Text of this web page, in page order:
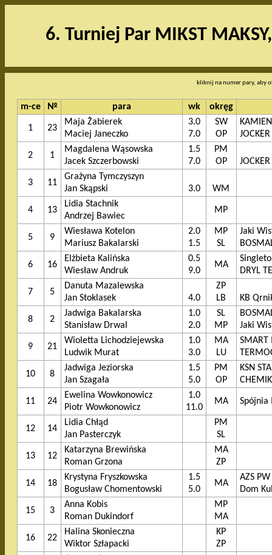
6. Turniej Par MIKST
kliknij na numer pary, aby
m-ce № para wk okręg
1 23
Maja Żabierek 3.0 SW
Maciej Janeczko
7.0 OP
2 1
Magdalena Wąsowska 1.5
PM
Jacek Szczerbowski
7.0 OP
3 11
Grażyna Tymczyszyn
Jan Skąpski
3.0 WM
4 13
Lidia Stachnik
MP
Andrzej Bawiec
5 9
Wiesława Kotelon 2.0 MP
Jaki
Mariusz Bakalarski
1.5 SL
6 16
Elżbieta Kalińska 0.5
MA
Wiesław Andruk
9.0 DRYL
7 5
Danuta Mazalewska
ZP
Jan Stoklasek
4.0 LB KB
8 2
Jadwiga Bakalarska 1.0 SL
Stanisław Drwal
2.0 MP Jaki
9 21
Wioletta Lichodziejewska 1.0 MA
SMART
Ludwik Murat
3.0 LU
10 8
Jadwiga Jeziorska 1.5 PM
KSN
Jan Szagała
5.0 OP
11 24
Ewelina Wowkonowicz 1.0
MA Spójnia
Piotr Wowkonowicz 11.0
12 14
Lidia Chłąd
PM
Jan Pasterczyk
SL
13 12
Katarzyna Brewińska
MA
Roman Grzona
ZP
14 18
Krystyna Fryszkowska 1.5
MA
AZS
Bogusław Chomentowski
5.0 Dom
15 3
Anna Kobis
MP
Roman Dukindorf
MA
16 22
Halina Skonieczna
KP
Wiktor Szłapacki
ZP